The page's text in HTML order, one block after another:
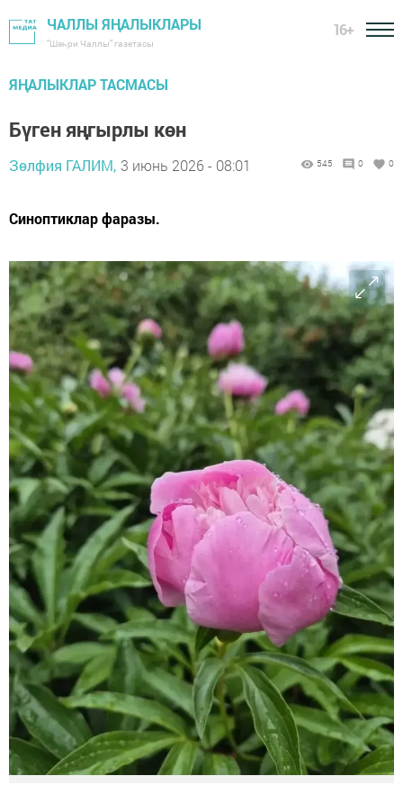
ЧАЛЛЫ ЯҢАЛЫКЛАРЫ
"Шәһри Чаллы" газетасы
16+
ЯҢАЛЫКЛАР ТАСМАСЫ
Бүген яңгырлы көн
Зөлфия ГАЛИМ, 3 июнь 2026 - 08:01 545 0 0
Синоптиклар фаразы.